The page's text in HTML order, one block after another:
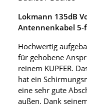
Lokmann 135dB
Antennenkabel 5-
Hochwertig
für gehobene
reinem KUPFER.
hat ein
eine sehr gute
außen. Dank